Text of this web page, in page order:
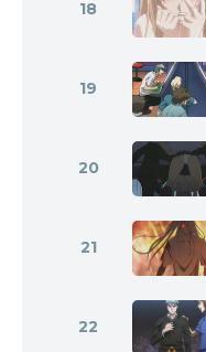
18
19
20
21
22